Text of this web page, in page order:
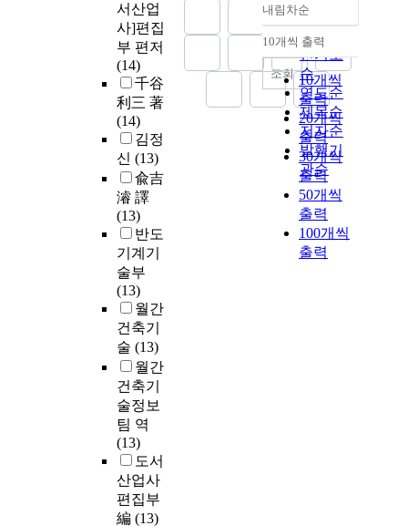
서산업
사]편집
부 편저
(14)
千谷
利三 著
(14)
김정
신 (13)
兪吉
濬 譯
(13)
반도
기계기
술부
(13)
월간
건축기
술 (13)
월간
건축기
술정보
팀 역
(13)
도서
산업사
편집부
編 (13)
정확도
순
인기도
순
연도순
제목순
저자순
발행기
관순
내림차순
내림차순
10개씩 출력
10개씩
출력
20개씩
출력
30개씩
출력
50개씩
출력
100개씩
출력
조회